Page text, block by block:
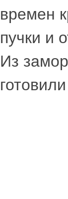
времен
пучки и
Из